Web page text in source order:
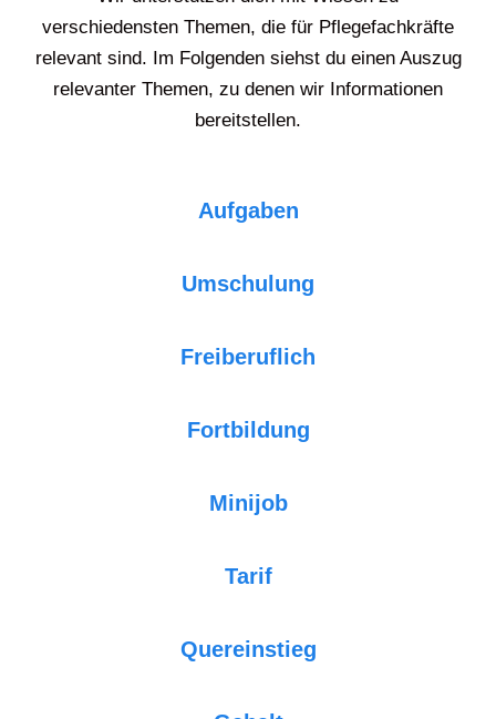
verschiedensten Themen, die für Pflegefachkräfte
relevant sind. Im Folgenden siehst du einen Auszug
relevanter Themen, zu denen wir Informationen
bereitstellen.
Aufgaben
Umschulung
Freiberuflich
Fortbildung
Minijob
Tarif
Quereinstieg